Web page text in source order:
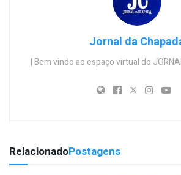
Jornal da
| Bem vindo ao espaço virtual do
RelacionadoPostagens